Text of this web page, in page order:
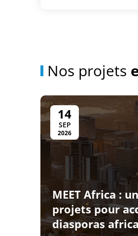
Nos projets
14
SEP
2026
MEET Africa :
projets pour
diasporas